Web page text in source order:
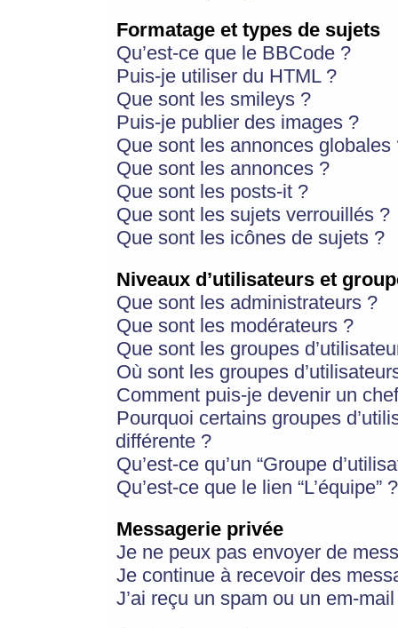
Formatage et types de sujets
Qu’est-ce que le BBCode ?
Puis-je utiliser du HTML ?
Que sont les smileys ?
Puis-je publier des images ?
Que sont les annonces globales
Que sont les annonces ?
Que sont les posts-it ?
Que sont les sujets verrouillés ?
Que sont les icônes de sujets ?
Niveaux d’utilisateurs et
Que sont les administrateurs ?
Que sont les modérateurs ?
Que sont les groupes
Où sont les groupes
Comment puis-je devenir un
Pourquoi certains groupes
différente ?
Qu’est-ce qu’un “Groupe
Qu’est-ce que le lien “L’équipe” ?
Messagerie privée
Je ne peux pas envoyer de
Je continue à recevoir des
J’ai reçu un spam ou un em-